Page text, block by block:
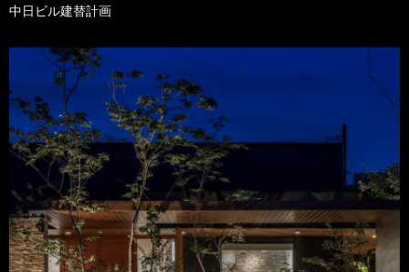
中日ビル建替計画